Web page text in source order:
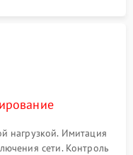
нагрузкой. Имитация
сети. Контроль